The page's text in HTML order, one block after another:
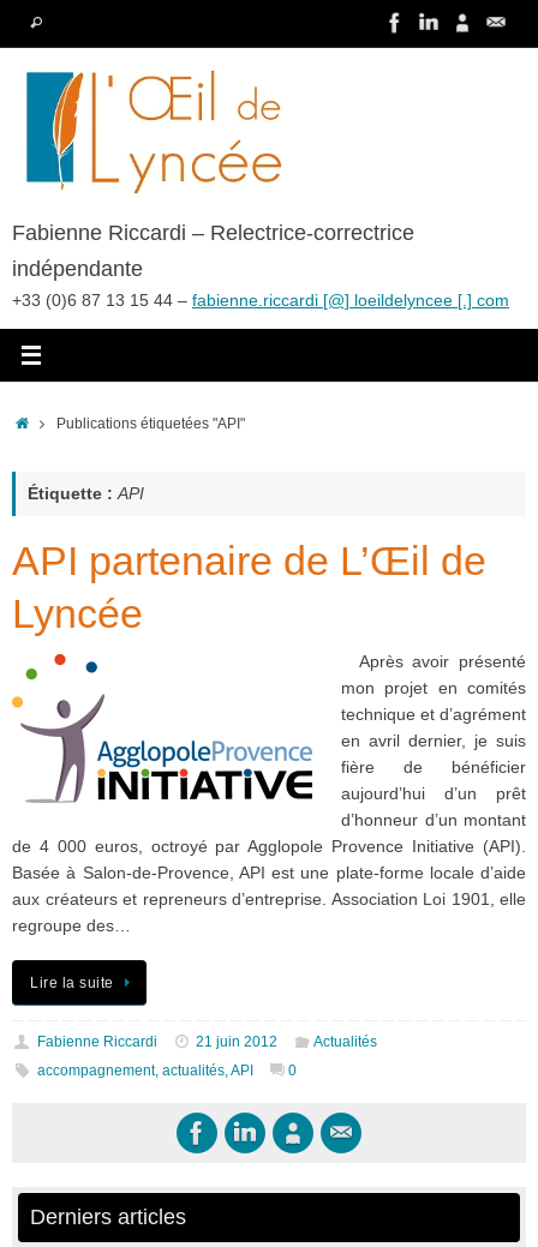
Rechercher
Fabienne Riccardi – Relectrice-correctrice
indépendante
+33 (0)6 87 13 15 44 – fabienne.riccardi [@] loeildelyncee [.] com
AccueilPublications étiquetées "API"
Étiquette :API
API partenaire de L’Œil de
Lyncée
Après avoir présenté
mon projet en comités
technique et d’agrément
en avril dernier, je suis
fière de bénéficier
aujourd’hui d’un prêt
d’honneur d’un montant
de 4 000 euros, octroyé par Agglopole Provence Initiative (API).
Basée à Salon-de-Provence, API est une plate-forme locale d’aide
aux créateurs et repreneurs d’entreprise. Association Loi 1901, elle
regroupe des…
Lire la suite
Fabienne Riccardi 21 juin 2012
Actualités
accompagnement, actualités, API 0
Derniers articles